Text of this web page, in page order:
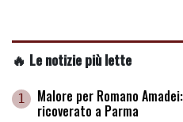
🔥 Le notizie più lette
1 Malore per Romano
ricoverato a Parma